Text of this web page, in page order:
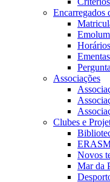
Encarregados
Ementas
Associações
Clubes e
Novos
Mar da